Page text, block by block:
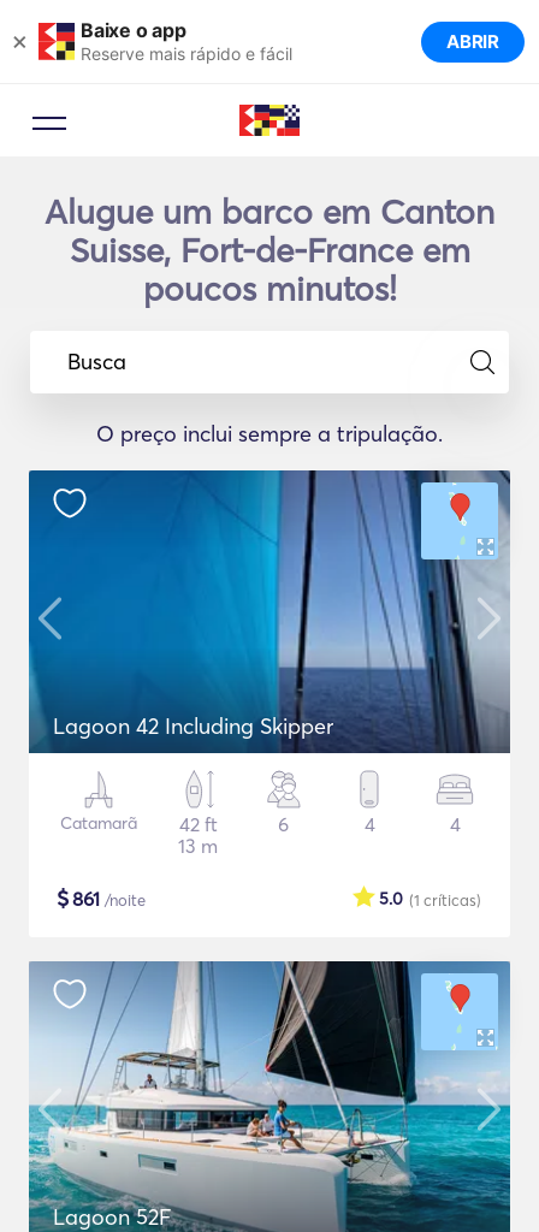
× Baixe o app
Reserve mais rápido e fácil ABRIR
Alugue um barco em Canton
Suisse, Fort-de-France em
poucos minutos!
Busca
O preço inclui sempre a tripulação.
Lagoon 42 Including Skipper
Catamarã
42 ft
13 m
6 4 4
$861 /noite (1 críticas)
5.0
Lagoon 52F